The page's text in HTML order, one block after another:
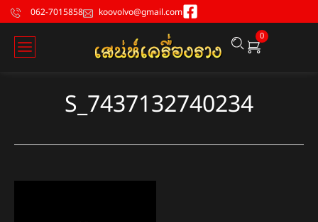
062-7015858 koovolvo@gmail.com
0
S_7437132740234